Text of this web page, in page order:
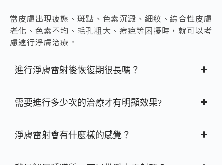
當皮膚出現疲態、斑點、色素沉澱、細紋、綜合性皮膚
老化、色素不均、毛孔粗大、痘疤等困擾時，就可以考
慮進行淨膚治療。
進行淨膚雷射後恢復期很長嗎？
需要進行多少次的治療才有明顯效果?
淨膚雷射會有什麼樣的感覺？